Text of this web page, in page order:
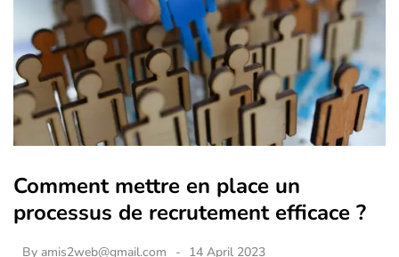
Comment mettre en place un
processus de recrutement efficace ?
By amis2web@gmail.com 14 April 2023